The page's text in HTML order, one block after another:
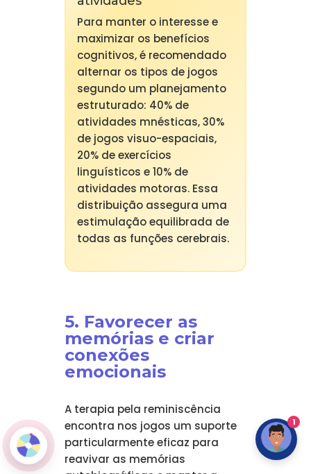
Para manter o interesse e
maximizar os benefícios
cognitivos, é recomendado
alternar os tipos de jogos
segundo um planejamento
estruturado: 40% de
atividades mnésticas, 30%
de jogos visuo-espaciais,
20% de exercícios
linguísticos e 10% de
atividades motoras. Essa
distribuição assegura uma
estimulação equilibrada de
todas as funções cerebrais.
5. Favorecer as
memórias e criar
conexões
emocionais
A terapia pela reminiscência
encontra nos jogos um suporte
particularmente eficaz para
reavivar as memórias
1